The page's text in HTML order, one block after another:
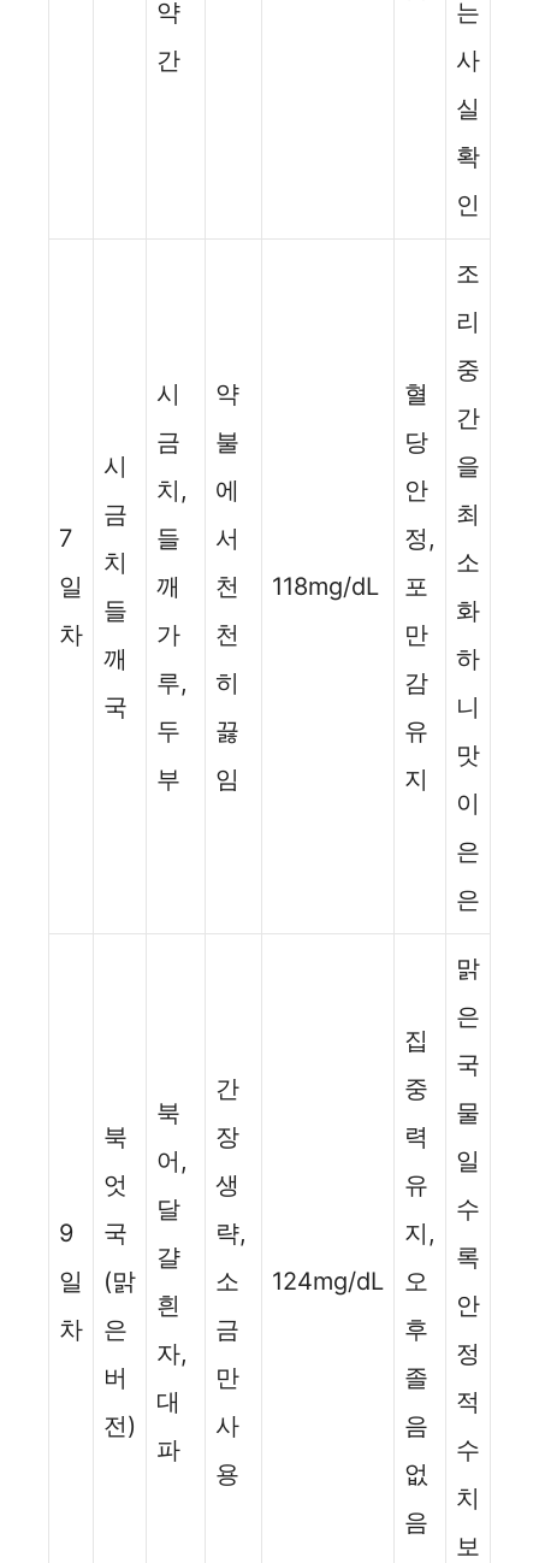
약
간
는
사
실
확
인
7
일
차
시
금
치
들
깨
국
시
금
치,
들
깨
가
루,
두
부
약
불
에
서
천
천
히
끓
임
118mg/dL
혈
당
안
정,
포
만
감
유
지
조
리
중
간
을
최
소
화
하
니
맛
이
은
은
9
일
차
북
엇
국
(맑
은
버
전)
북
어,
달
걀
흰
자,
대
파
간
장
생
략,
소
금
만
사
용
124mg/dL
집
중
력
유
지,
오
후
졸
음
없
음
맑
은
국
물
일
수
록
안
정
적
수
치
보